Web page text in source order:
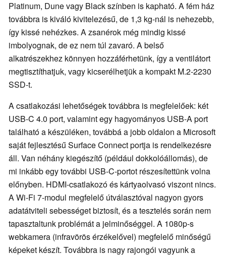
Platinum, Dune vagy Black színben is kapható. A fém ház
továbbra is kiváló kivitelezésű, de 1,3 kg-nál is nehezebb,
így kissé nehézkes. A zsanérok még mindig kissé
imbolyognak, de ez nem túl zavaró. A belső
alkatrészekhez könnyen hozzáférhetünk, így a ventilátort
megtisztíthatjuk, vagy kicserélhetjük a kompakt M.2-2230
SSD-t.
A csatlakozási lehetőségek továbbra is megfelelőek: két
USB-C 4.0 port, valamint egy hagyományos USB-A port
található a készüléken, továbbá a jobb oldalon a Microsoft
saját fejlesztésű Surface Connect portja is rendelkezésre
áll. Van néhány kiegészítő (például dokkolóállomás), de
mi inkább egy további USB-C-portot részesítettünk volna
előnyben. HDMI-csatlakozó és kártyaolvasó viszont nincs.
A Wi-Fi 7-modul megfelelő útválasztóval nagyon gyors
adatátviteli sebességet biztosít, és a tesztelés során nem
tapasztaltunk problémát a jelminőséggel. A 1080p-s
webkamera (infravörös érzékelővel) megfelelő minőségű
képeket készít. Továbbra is nagy rajongói vagyunk a